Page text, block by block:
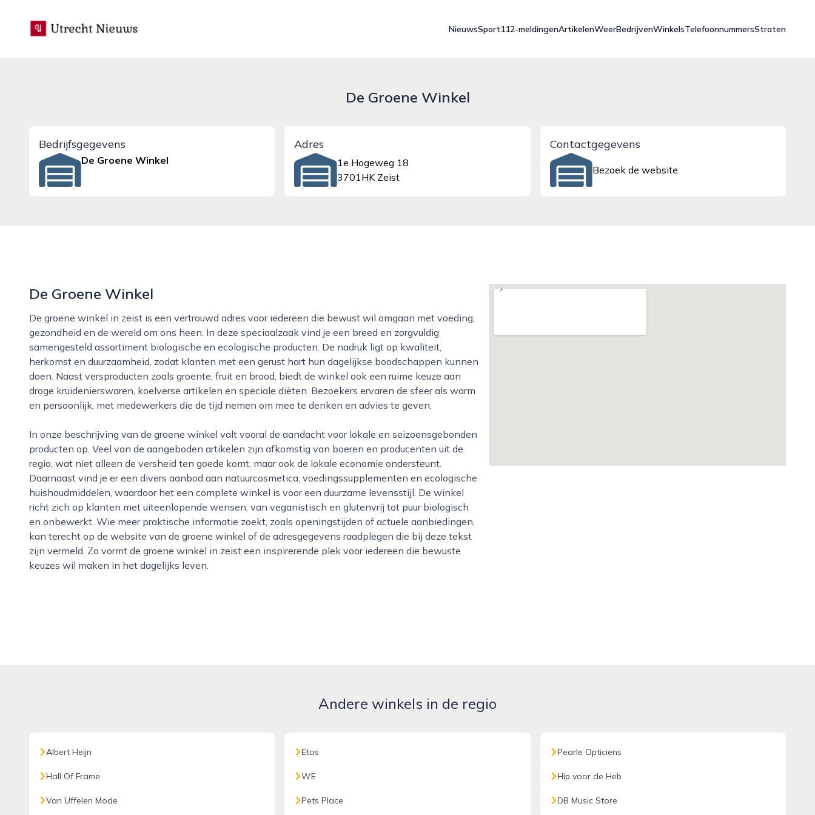
utrecht-nieuws.nl
NieuwsSport112-meldingenArtikelenWeerBedrijvenWinkelsTelefoonnummersStraten
De Groene Winkel
Bedrijfsgegevens
De Groene Winkel
Adres
1e Hogeweg 18
3701HK Zeist
Contactgegevens
Bezoek de website
De Groene Winkel
De groene winkel in zeist is een vertrouwd adres voor iedereen die bewust wil omgaan met voeding,
gezondheid en de wereld om ons heen. In deze speciaalzaak vind je een breed en zorgvuldig
samengesteld assortiment biologische en ecologische producten. De nadruk ligt op kwaliteit,
herkomst en duurzaamheid, zodat klanten met een gerust hart hun dagelijkse boodschappen kunnen
doen. Naast versproducten zoals groente, fruit en brood, biedt de winkel ook een ruime keuze aan
droge kruidenierswaren, koelverse artikelen en speciale diëten. Bezoekers ervaren de sfeer als warm
en persoonlijk, met medewerkers die de tijd nemen om mee te denken en advies te geven.
In onze beschrijving van de groene winkel valt vooral de aandacht voor lokale en seizoensgebonden
producten op. Veel van de aangeboden artikelen zijn afkomstig van boeren en producenten uit de
regio, wat niet alleen de versheid ten goede komt, maar ook de lokale economie ondersteunt.
Daarnaast vind je er een divers aanbod aan natuurcosmetica, voedingssupplementen en ecologische
huishoudmiddelen, waardoor het een complete winkel is voor een duurzame levensstijl. De winkel
richt zich op klanten met uiteenlopende wensen, van veganistisch en glutenvrij tot puur biologisch
en onbewerkt. Wie meer praktische informatie zoekt, zoals openingstijden of actuele aanbiedingen,
kan terecht op de website van de groene winkel of de adresgegevens raadplegen die bij deze tekst
zijn vermeld. Zo vormt de groene winkel in zeist een inspirerende plek voor iedereen die bewuste
keuzes wil maken in het dagelijks leven.
Andere winkels in de regio
Albert Heijn
Hall Of Frame
Van Uffelen Mode
Etos
WE
Pets Place
Pearle Opticiens
Hip voor de Heb
DB Music Store